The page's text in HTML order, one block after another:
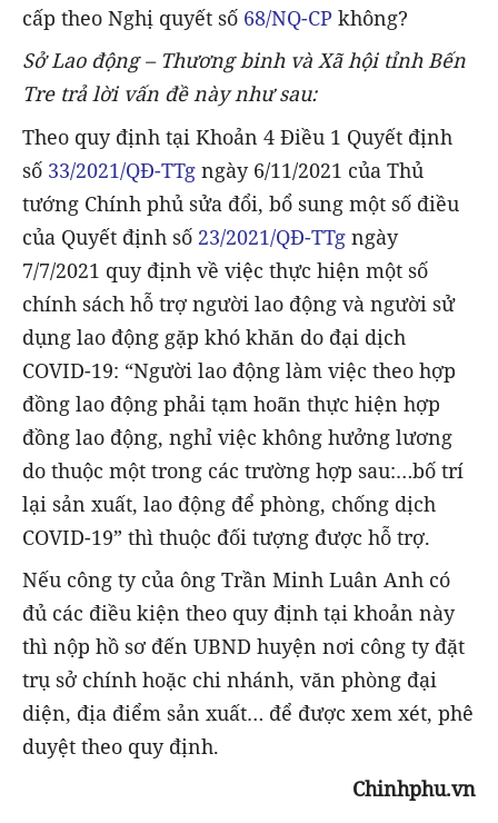
cấp theo Nghị quyết số 68/NQ-CP không?
Sở Lao động – Thương binh và Xã hội tỉnh Bến
Tre trả lời vấn đề này như sau:
Theo quy định tại Khoản 4 Điều 1 Quyết định
số 33/2021/QĐ-TTg ngày 6/11/2021 của Thủ
tướng Chính phủ sửa đổi, bổ sung một số điều
của Quyết định số 23/2021/QĐ-TTg ngày
7/7/2021 quy định về việc thực hiện một số
chính sách hỗ trợ người lao động và người sử
dụng lao động gặp khó khăn do đại dịch
COVID-19: “Người lao động làm việc theo hợp
đồng lao động phải tạm hoãn thực hiện hợp
đồng lao động, nghỉ việc không hưởng lương
do thuộc một trong các trường hợp sau:…bố trí
lại sản xuất, lao động để phòng, chống dịch
COVID-19” thì thuộc đối tượng được hỗ trợ.
Nếu công ty của ông Trần Minh Luân Anh có
đủ các điều kiện theo quy định tại khoản này
thì nộp hồ sơ đến UBND huyện nơi công ty đặt
trụ sở chính hoặc chi nhánh, văn phòng đại
diện, địa điểm sản xuất… để được xem xét, phê
duyệt theo quy định.
Chinhphu.vn